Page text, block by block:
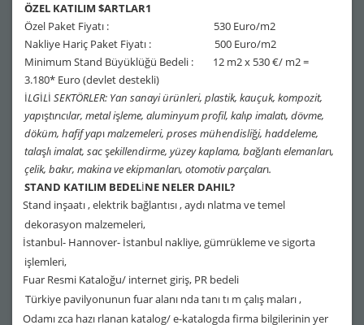
ÖZEL KATILIM $ARTLAR1
Özel Paket Fiyatı : 530 Euro/m2
Nakliye Hariç Paket Fiyatı : 500 Euro/m2
Minimum Stand Büyüklüğü Bedeli : 12 m2 x 530 €/ m2 =
3.180* Euro (devlet destekli)
İLGİLİ SEKTÖRLER: Yan sanayi ürünleri, plastik, kauçuk, kompozit,
yapıştırıcılar, metal işleme, aluminyum profil, kalıp imalatı, dövme,
döküm, hafif yapımalzemeleri, proses mühendisliği, haddeleme,
talaşlıimalat, sacşekillendirme, yüzey kaplama, bağlantıelemanları,
çelik, bakır, makina ve ekipmanları, otomotiv parçaları.
STAND KATILIM BEDELİNE NELER DAHIL?
Stand inşaatı , elektrik bağlantısı , aydı nlatma ve temel
dekorasyon malzemeleri,
İstanbul- Hannover- İstanbul nakliye, gümrükleme ve sigorta
işlemleri,
Fuar Resmi Kataloğu/ internet giriş, PR bedeli
Türkiye pavilyonunun fuar alanı nda tanı tı m çalış maları ,
Odamı zca hazı rlanan katalog/ e-katalogda firma bilgilerinin yer